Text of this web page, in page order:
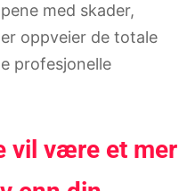
med skader,
oppveier de totale
profesjonelle
vil være et mer